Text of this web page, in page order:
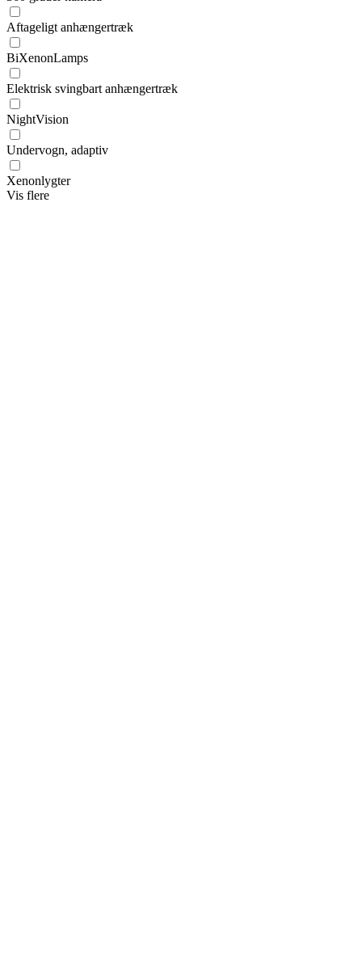
Aftageligt anhængertræk
BiXenonLamps
Elektrisk svingbart anhængertræk
NightVision
Undervogn, adaptiv
Xenonlygter
Vis flere